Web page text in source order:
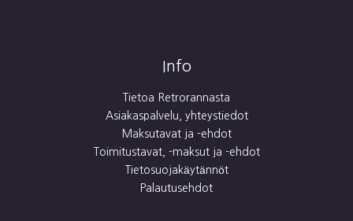
Info
Tietoa Retrorannasta
Asiakaspalvelu, yhteystiedot
Maksutavat ja -ehdot
Toimitustavat, -maksut ja -ehdot
Tietosuojakäytännöt
Palautusehdot